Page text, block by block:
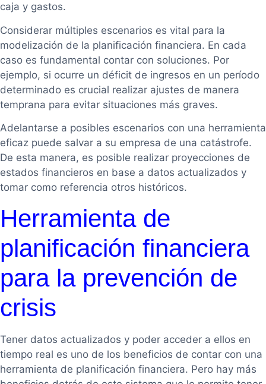
caja y gastos.
Considerar múltiples escenarios es vital para la
modelización de la planificación financiera. En cada
caso es fundamental contar con soluciones. Por
ejemplo, si ocurre un déficit de ingresos en un período
determinado es crucial realizar ajustes de manera
temprana para evitar situaciones más graves.
Adelantarse a posibles escenarios con una herramienta
eficaz puede salvar a su empresa de una catástrofe.
De esta manera, es posible realizar proyecciones de
estados financieros en base a datos actualizados y
tomar como referencia otros históricos.
Herramienta de
planificación financiera
para la prevención de
crisis
Tener datos actualizados y poder acceder a ellos en
tiempo real es uno de los beneficios de contar con una
herramienta de planificación financiera. Pero hay más